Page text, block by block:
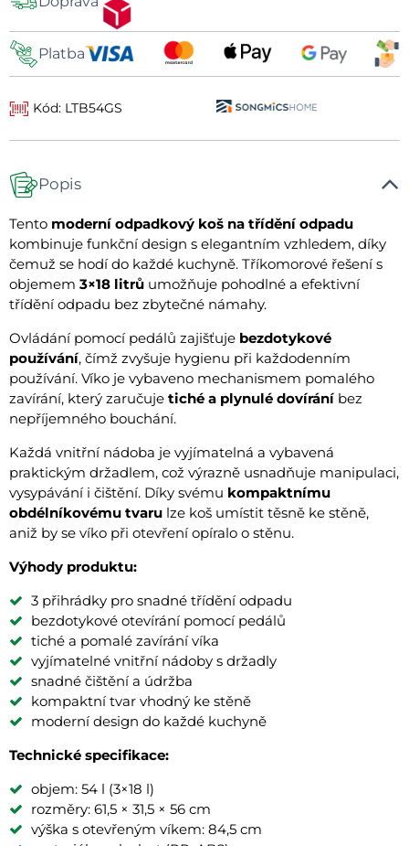
Platba
Kód: LTB54GS
Popis
Tento moderní odpadkový koš na třídění odpadu
kombinuje funkční design s elegantním vzhledem, díky
čemuž se hodí do každé kuchyně. Tříkomorové řešení s
objemem 3×18 litrů umožňuje pohodlné a efektivní
třídění odpadu bez zbytečné námahy.
Ovládání pomocí pedálů zajišťuje bezdotykové
používání, čímž zvyšuje hygienu při každodenním
používání. Víko je vybaveno mechanismem pomalého
zavírání, který zaručuje tiché a plynulé dovírání bez
nepříjemného bouchání.
Každá vnitřní nádoba je vyjímatelná a vybavená
praktickým držadlem, což výrazně usnadňuje manipulaci,
vysypávání i čištění. Díky svému kompaktnímu
obdélníkovému tvaru lze koš umístit těsně ke stěně,
aniž by se víko při otevření opíralo o stěnu.
Výhody produktu:
3 přihrádky pro snadné třídění odpadu
bezdotykové otevírání pomocí pedálů
tiché a pomalé zavírání víka
vyjímatelné vnitřní nádoby s držadly
snadné čištění a údržba
kompaktní tvar vhodný ke stěně
moderní design do každé kuchyně
Technické specifikace:
objem: 54 l (3×18 l)
rozměry: 61,5 × 31,5 × 56 cm
výška s otevřeným víkem: 84,5 cm